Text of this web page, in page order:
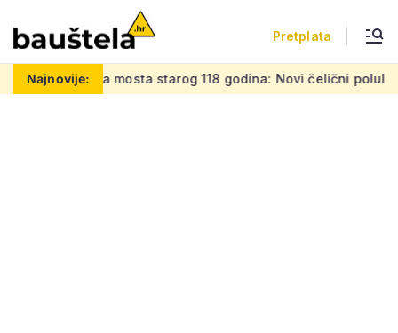
Pretplata
Najnovije:
starog 118 godina: Novi čelični poluluk lebdi nad